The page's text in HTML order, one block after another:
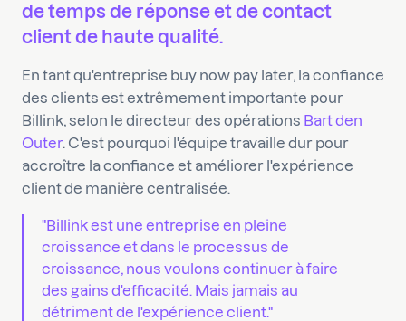
de temps de réponse et de contact
client de haute qualité.
En tant qu'entreprise buy now pay later, la confiance
des clients est extrêmement importante pour
Billink, selon le directeur des opérations Bart den
Outer. C'est pourquoi l'équipe travaille dur pour
accroître la confiance et améliorer l'expérience
client de manière centralisée.
"Billink est une entreprise en pleine
croissance et dans le processus de
croissance, nous voulons continuer à faire
des gains d'efficacité. Mais jamais au
détriment de l'expérience client."